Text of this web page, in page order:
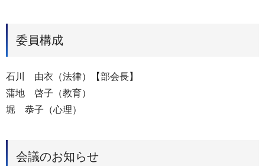
委員構成
石川 由衣（法律）【部会長】
蒲地 啓子（教育）
堀 恭子（心理）
会議のお知らせ